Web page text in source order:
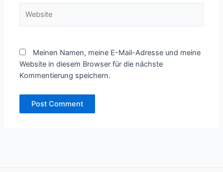
Meinen Namen, meine E-Mail-Adresse und meine
Website in diesem Browser für die nächste
Kommentierung speichern.